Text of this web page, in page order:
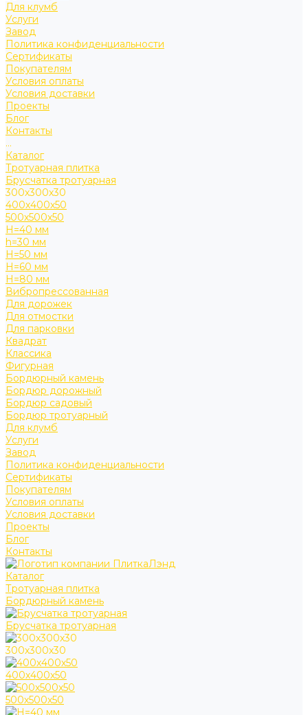
Для клумб
Услуги
Завод
Политика конфиденциальности
Сертификаты
Покупателям
Условия оплаты
Условия доставки
Проекты
Блог
Контакты
...
Каталог
Тротуарная плитка
Брусчатка тротуарная
300х300х30
400х400х50
500х500х50
H=40 мм
h=30 мм
H=50 мм
H=60 мм
H=80 мм
Вибропрессованная
Для дорожек
Для отмостки
Для парковки
Квадрат
Классика
Фигурная
Бордюрный камень
Бордюр дорожный
Бордюр садовый
Бордюр тротуарный
Для клумб
Услуги
Завод
Политика конфиденциальности
Сертификаты
Покупателям
Условия оплаты
Условия доставки
Проекты
Блог
Контакты
Каталог
Тротуарная плитка
Бордюрный камень
Брусчатка тротуарная
300х300х30
400х400х50
500х500х50